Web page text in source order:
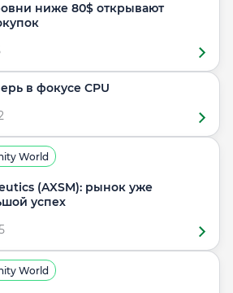
ниже 80$ открывают
в фокусе CPU
World
(AXSM): рынок уже
успех
World